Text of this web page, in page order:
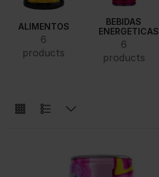
ALIMENTOS
6
products
BEBIDAS
ENERGETICAS
6
products